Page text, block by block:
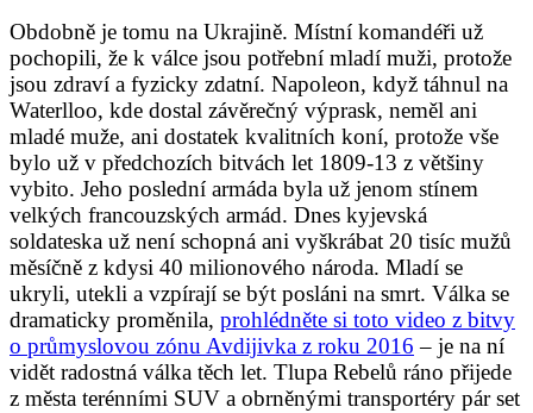
Obdobně je tomu na Ukrajině. Místní komandéři už
pochopili, že k válce jsou potřební mladí muži, protože
jsou zdraví a fyzicky zdatní. Napoleon, když táhnul na
Waterlloo, kde dostal závěrečný výprask, neměl ani
mladé muže, ani dostatek kvalitních koní, protože vše
bylo už v předchozích bitvách let 1809-13 z většiny
vybito. Jeho poslední armáda byla už jenom stínem
velkých francouzských armád. Dnes kyjevská
soldateska už není schopná ani vyškrábat 20 tisíc mužů
měsíčně z kdysi 40 milionového národa. Mladí se
ukryli, utekli a vzpírají se být posláni na smrt. Válka se
dramaticky proměnila, prohlédněte si toto video z bitvy
o průmyslovou zónu Avdijivka z roku 2016 – je na ní
vidět radostná válka těch let. Tlupa Rebelů ráno přijede
z města terénními SUV a obrněnými transportéry pár set